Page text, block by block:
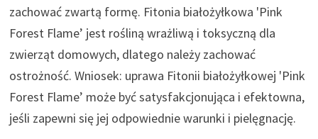
zachować zwartą formę. Fitonia białożyłkowa 'Pink
Forest Flame’ jest rośliną wrażliwą i toksyczną dla
zwierząt domowych, dlatego należy zachować
ostrożność. Wniosek: uprawa Fitonii białożyłkowej 'Pink
Forest Flame’ może być satysfakcjonująca i efektowna,
jeśli zapewni się jej odpowiednie warunki i pielęgnację.